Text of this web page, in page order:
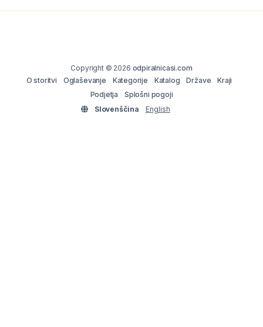
Copyright © 2026 odpiralnicasi.com
O storitvi
Oglaševanje Kategorije Katalog Države
Kraji
Podjetja
Splošni pogoji
Slovenščina
English